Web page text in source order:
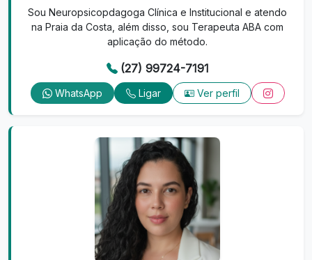
Sou Neuropsicopdagoga Clínica e Institucional e atendo
na Praia da Costa, além disso, sou Terapeuta ABA com
aplicação do método.
(27) 99724-7191
WhatsApp Ligar Ver perfil